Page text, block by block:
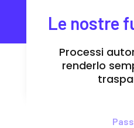
Le nostre
Processi
renderlo